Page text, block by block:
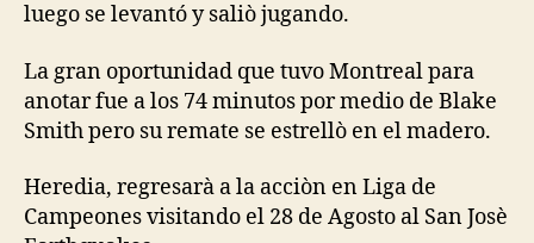
luego se levantó y saliò jugando.
La gran oportunidad que tuvo Montreal para
anotar fue a los 74 minutos por medio de Blake
Smith pero su remate se estrellò en el madero.
Heredia, regresarà a la acciòn en Liga de
Campeones visitando el 28 de Agosto al San Josè